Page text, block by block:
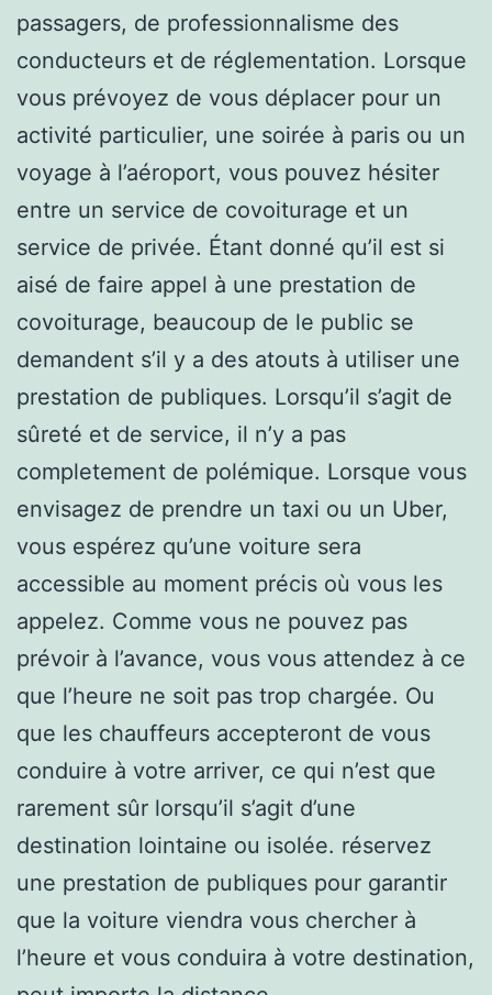
passagers, de professionnalisme des
conducteurs et de réglementation. Lorsque
vous prévoyez de vous déplacer pour un
activité particulier, une soirée à paris ou un
voyage à l’aéroport, vous pouvez hésiter
entre un service de covoiturage et un
service de privée. Étant donné qu’il est si
aisé de faire appel à une prestation de
covoiturage, beaucoup de le public se
demandent s’il y a des atouts à utiliser une
prestation de publiques. Lorsqu’il s’agit de
sûreté et de service, il n’y a pas
completement de polémique. Lorsque vous
envisagez de prendre un taxi ou un Uber,
vous espérez qu’une voiture sera
accessible au moment précis où vous les
appelez. Comme vous ne pouvez pas
prévoir à l’avance, vous vous attendez à ce
que l’heure ne soit pas trop chargée. Ou
que les chauffeurs accepteront de vous
conduire à votre arriver, ce qui n’est que
rarement sûr lorsqu’il s’agit d’une
destination lointaine ou isolée. réservez
une prestation de publiques pour garantir
que la voiture viendra vous chercher à
l’heure et vous conduira à votre destination,